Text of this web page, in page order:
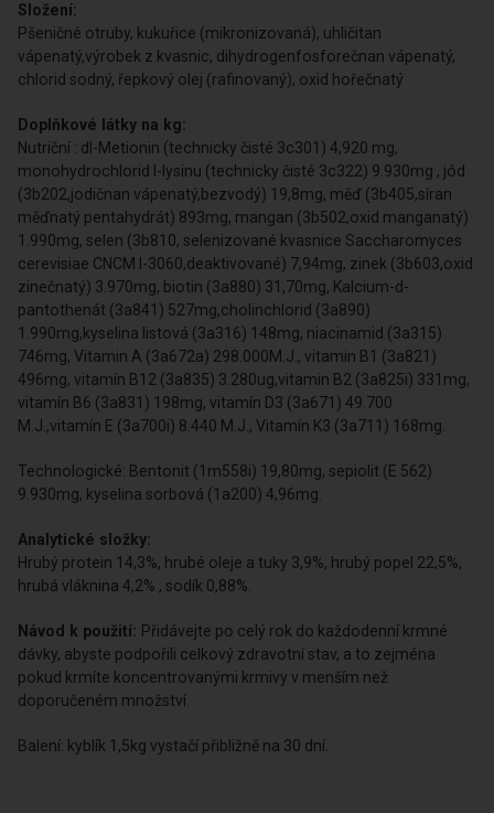
Složení:
Pšeničné otruby, kukuřice (mikronizovaná), uhličitan
vápenatý,výrobek z kvasnic, dihydrogenfosforečnan vápenatý,
chlorid sodný, řepkový olej (rafinovaný), oxid hořečnatý
Doplňkové látky na kg:
Nutriční : dl-Metionin (technicky čisté 3c301) 4,920 mg,
monohydrochlorid l-lysinu (technicky čisté 3c322) 9.930mg , jód
(3b202,jodičnan vápenatý,bezvodý) 19,8mg, měď (3b405,síran
měďnatý pentahydrát) 893mg, mangan (3b502,oxid manganatý)
1.990mg, selen (3b810, selenizované kvasnice Saccharomyces
cerevisiae CNCM I-3060,deaktivované) 7,94mg, zinek (3b603,oxid
zinečnatý) 3.970mg, biotin (3a880) 31,70mg, Kalcium-d-
pantothenát (3a841) 527mg,cholinchlorid (3a890)
1.990mg,kyselina listová (3a316) 148mg, niacinamid (3a315)
746mg, Vitamin A (3a672a) 298.000M.J., vitamin B1 (3a821)
496mg, vitamín B12 (3a835) 3.280ug,vitamin B2 (3a825i) 331mg,
vitamín B6 (3a831) 198mg, vitamín D3 (3a671) 49.700
M.J.,vitamín E (3a700i) 8.440 M.J., Vitamín K3 (3a711) 168mg.
Technologické: Bentonit (1m558i) 19,80mg, sepiolit (E 562)
9.930mg, kyselina sorbová (1a200) 4,96mg.
Analytické složky:
Hrubý protein 14,3%, hrubé oleje a tuky 3,9%, hrubý popel 22,5%,
hrubá vláknina 4,2% , sodík 0,88%.
Návod k použití: Přidávejte po celý rok do každodenní krmné
dávky, abyste podpořili celkový zdravotní stav, a to zejména
pokud krmíte koncentrovanými krmivy v menším než
doporučeném množství.
Balení: kyblík 1,5kg vystačí přibližně na 30 dní.